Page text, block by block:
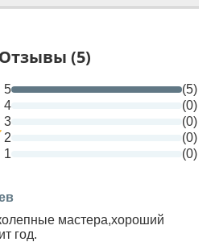
Отзывы (5)
5
(5)
4
(0)
3
(0)
2
(0)
1
(0)
мастера,хороший
год.